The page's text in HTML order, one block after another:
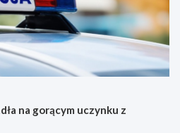
na gorącym uczynku z